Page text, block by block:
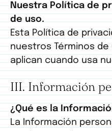
Nuestra Política de
de uso.
Esta Política de
nuestros Términos
aplican cuando usa
III. Información
¿Qué es la
La Información